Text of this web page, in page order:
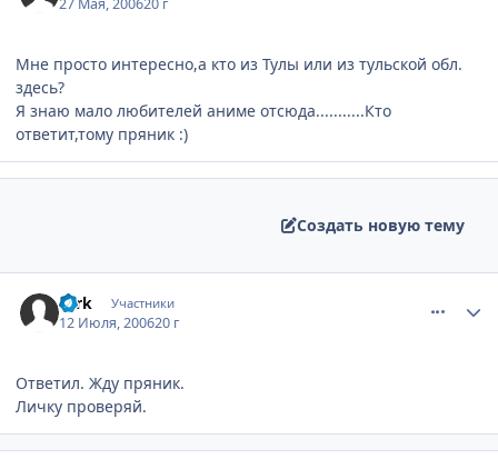
27 Мая, 200620 г
Мне просто интересно,а кто из Тулы или из тульской обл.
здесь?
Я знаю мало любителей аниме отсюда...........Кто
ответит,тому пряник :)
Создать новую тему
Tark Участники
12 Июля, 200620 г
Ответил. Жду пряник.
Личку проверяй.